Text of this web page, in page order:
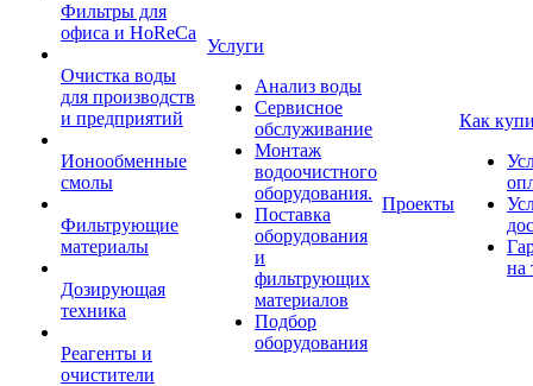
Фильтры для
офиса и HoReCa
Очистка воды
для производств
и предприятий
Ионообменные
смолы
Фильтрующие
материалы
Дозирующая
техника
Реагенты и
очистители
Услуги
Анализ воды
Сервисное
обслуживание
Монтаж
водоочистного
оборудования.
Поставка
оборудования
и
фильтрующих
материалов
Подбор
оборудования
Проекты
Как
на